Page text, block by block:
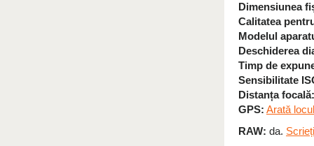
Dimensiunea
Calitatea
Modelul
Deschiderea
Timp de
Sensibilitate
Distanța focală:
GPS: Arată
RAW: da.